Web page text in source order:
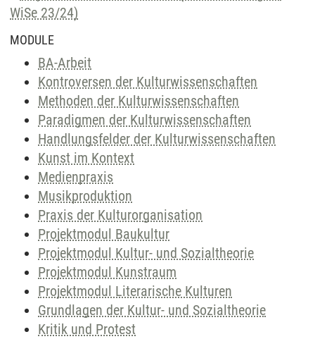
WiSe 23/24)
MODULE
BA-Arbeit
Kontroversen der Kulturwissenschaften
Methoden der Kulturwissenschaften
Paradigmen der Kulturwissenschaften
Handlungsfelder der Kulturwissenschaften
Kunst im Kontext
Medienpraxis
Musikproduktion
Praxis der Kulturorganisation
Projektmodul Baukultur
Projektmodul Kultur- und Sozialtheorie
Projektmodul Kunstraum
Projektmodul Literarische Kulturen
Grundlagen der Kultur- und Sozialtheorie
Kritik und Protest